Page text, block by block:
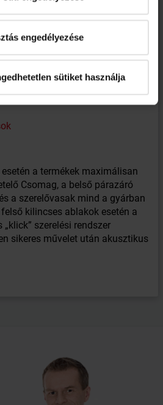
engedélyezése
sütiket használja
a termékek maximálisan
Csomag, a belső párazáró
a szerelővasak mind a gyárban
kilincses ablakok esetén a
szerelési rendszer
sikeres művelet után akusztikus